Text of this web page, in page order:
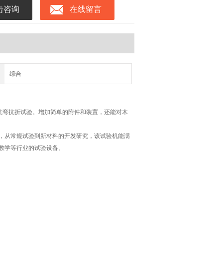
咨询 在线留言
综合
抗折试验。增加简单的附件和装置，还能对木
从常规试验到新材料的开发研究，该试验机能满
等行业的试验设备。